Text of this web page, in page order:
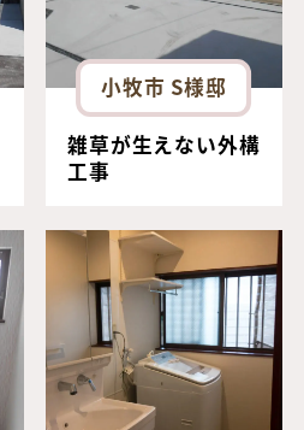
小牧市 S様邸
雑草が生えない外構
工事